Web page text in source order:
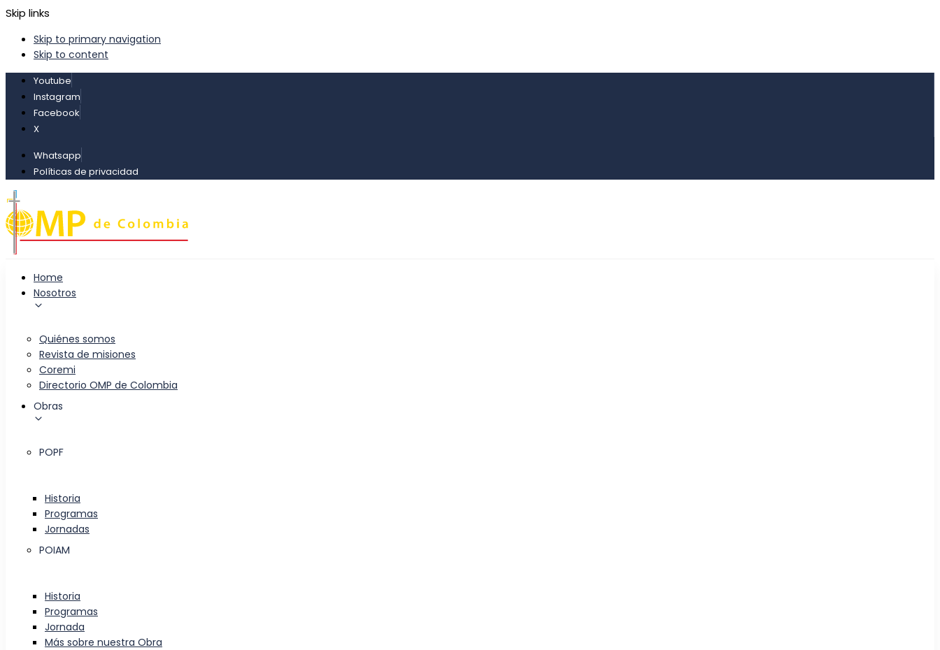
Skip links
Skip to primary navigation
Skip to content
Youtube
Instagram
Facebook
X
Whatsapp
Políticas de privacidad
Home
Nosotros
Quiénes somos
Revista de misiones
Coremi
Directorio OMP de Colombia
Obras
POPF
Historia
Programas
Jornadas
POIAM
Historia
Programas
Jornada
Más sobre nuestra Obra